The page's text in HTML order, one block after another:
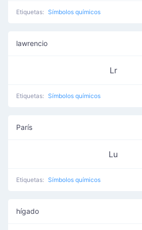
Etiquetas: Símbolos químicos
lawrencio
Lr
Etiquetas: Símbolos químicos
París
Lu
Etiquetas: Símbolos químicos
hígado